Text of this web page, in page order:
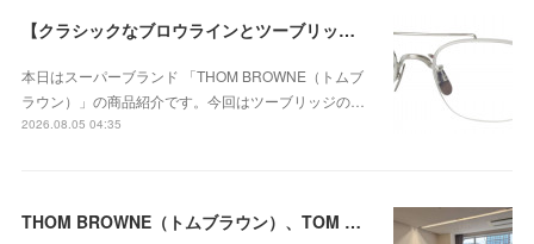
【クラシックなブロウラインとツーブリッジが際立つ、知的で洗練された新作のチタンフレーム】THOM BROWNE（トムブラウン） UEO960A-045-53が入荷！
本日はスーパーブランド 「THOM BROWNE（トムブ
ラウン）」の商品紹介です。今回はツーブリッジの…
2026.08.05 04:35
THOM BROWNE（トムブラウン）、TOM FORD（トムフォード）、ic!berlin（アイシーベルリン）の2026年春の展示会に行ってきました！